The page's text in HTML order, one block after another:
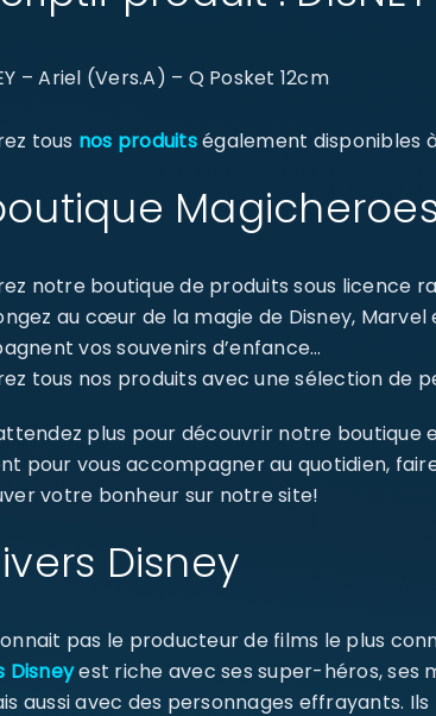
SE
Identifiant
– Ariel (Vers.A) – Q Posket 12cm
tous nos produitségalement disponibles à
notre boutique de produits sous licence
au cœur de la magie de Disney,
vos souvenirs d’enfance…
tous nos produits avec une sélection de
plus pour découvrir notre boutique
pour vous accompagner au quotidien,
votre bonheur sur notre site!
Disney
pas le producteur de films le plus
Disneyest riche avec ses super-héros, ses
aussi avec des personnages effrayants.